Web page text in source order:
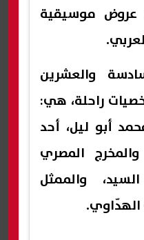
عروض موسيقية
والعشرين
إلى أرواح 3 شخصيات راحلة، هي:
أبو ليل، أحد
المصري
والممثل
الهدّاوي.